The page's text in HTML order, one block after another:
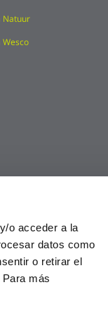
o acceder a la
datos como
o retirar el
más
Natuur
Wesco